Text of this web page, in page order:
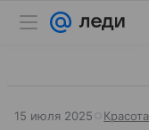
15 июля 2025 Красота